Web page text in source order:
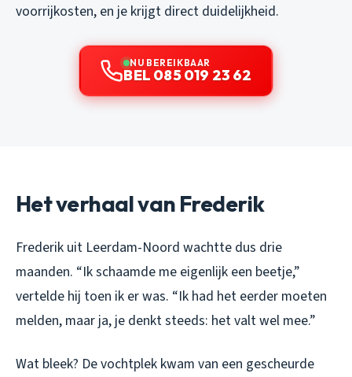
voorrijkosten, en je krijgt direct duidelijkheid.
NU BEREIKBAAR
BEL 085 019 23 62
Het verhaal van Frederik
Frederik uit Leerdam-Noord wachtte dus drie
maanden. “Ik schaamde me eigenlijk een beetje,”
vertelde hij toen ik er was. “Ik had het eerder moeten
melden, maar ja, je denkt steeds: het valt wel mee.”
Wat bleek? De vochtplek kwam van een gescheurde